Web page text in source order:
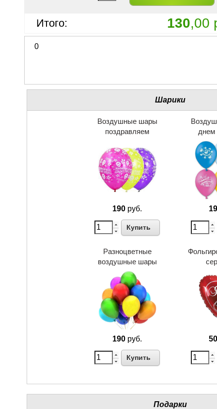
Итого: 130,00
0
Шарики
Воздушные шары
поздравляем
190 руб.
Купить
днем
Разноцветные
воздушные шары
190 руб.
Купить
Подарки